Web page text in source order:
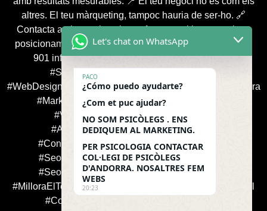
altres. El teu màrqueting, tampoc hauria de ser-ho. 🔗
Contacta amb nosaltres i transforma positivament el teu
posicionament digital: 📞 +376 360 387 / 📞 +33 786 568
901 info@app-shop.fr 🎯 #AgenciaSEOAndorra
#SeoProfessionals #WordPressExperts
#WebDesignAndorra #PosicionamentSEO #SEOenAndorra
#MarketingDeContinguts #SeoParaEmpresas
#VisibilidadOnline #BrandingAndorra
#AgenciaDigitalAndorra #WebCreativa
#ContingutsProfessionals #SeoLocalAndorra
#SeoMulticanal #AgenciaWordPressAndorra
#SeoEspecialitzat #DissenyWebResponsive
#MilloraElTeuSEO #SEOBranding #EstrategiaOmnicanal
#ContingutsSEO #AgenciaOnlineAndorra
Let's chat on WhatsApp
PACO
¿Cómo puedo ayudarte?
¿Com et puc ajudar?
NO SOM PSICÒLEGS . ENS
DEDIQUEM AL MARKETING.
PER PSICOLOGIA CONTACTAR
COL·LEGI DE PSICÒLEGS
D'ANDORRA. NOSALTRES FEM
WEBS
20:23